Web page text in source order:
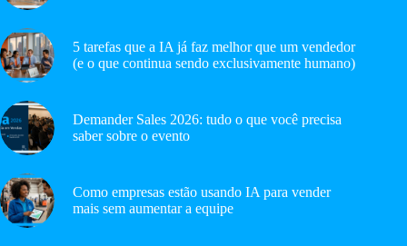
5 tarefas que a IA já faz melhor que um vendedor
(e o que continua sendo exclusivamente humano)
Demander Sales 2026: tudo o que você precisa
saber sobre o evento
Como empresas estão usando IA para vender
mais sem aumentar a equipe